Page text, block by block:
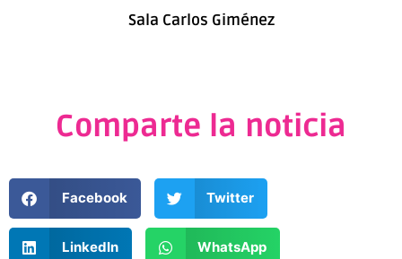
Sala Carlos Giménez
Comparte la noticia
Facebook Twitter
LinkedIn WhatsApp